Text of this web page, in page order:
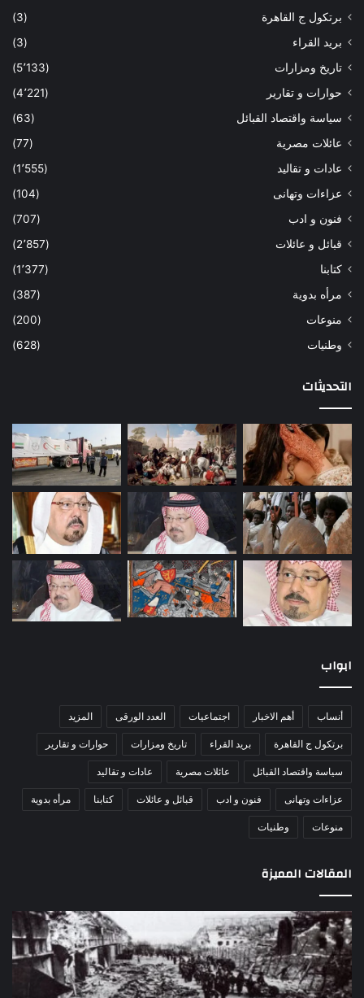
برتكول ج القاهرة
(3)
بريد القراء
(3)
تاريخ ومزارات
(5٬133)
حوارات و تقارير
(4٬221)
سياسة واقتصاد القبائل
(63)
عائلات مصرية
(77)
عادات و تقاليد
(1٬555)
عزاءات وتهانى
(104)
فنون و ادب
(707)
قبائل و عائلات
(2٬857)
كتابنا
(1٬377)
مرأه بدوية
(387)
منوعات
(200)
وطنيات
(628)
التحديثات
ابواب
أنساب أهم الاخبار اجتماعيات العدد الورقى المزيد
برتكول ج القاهرة بريد القراء تاريخ ومزارات حوارات و تقارير
سياسة واقتصاد القبائل عائلات مصرية عادات و تقاليد
عزاءات وتهانى فنون و ادب قبائل و عائلات كتابنا مرأه بدوية
منوعات وطنيات
المقالات المميزة
اللواء
دكتور
راضي
عبدالمعطي
يكتب: